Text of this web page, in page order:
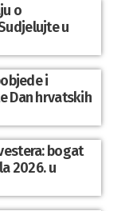
o
u
i
Dan hrvatskih
bogat
2026. u